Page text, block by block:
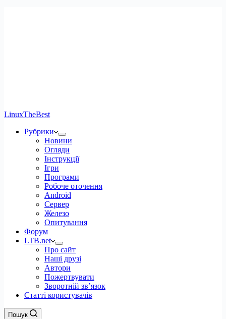
LinuxTheBest
Рубрики
Новини
Огляди
Інструкції
Ігри
Програми
Робоче оточення
Android
Сервер
Железо
Опитування
Форум
LTB.net
Про сайт
Наші друзі
Автори
Пожертвувати
Зворотній зв’язок
Статті користувачів
Пошук